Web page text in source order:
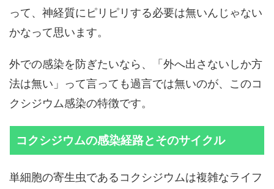
って、神経質にピリピリする必要は無いんじゃない
かなって思います。
外での感染を防ぎたいなら、「外へ出さないしか方
法は無い」って言っても過言では無いのが、このコ
クシジウム感染の特徴です。
コクシジウムの感染経路とそのサイクル
単細胞の寄生虫であるコクシジウムは複雑なライフ